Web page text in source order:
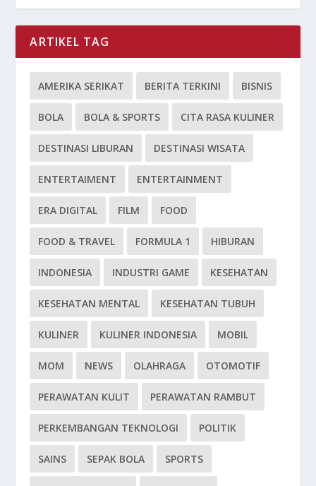
ARTIKEL TAG
AMERIKA SERIKAT BERITA TERKINI BISNIS
BOLA BOLA & SPORTS CITA RASA KULINER
DESTINASI LIBURAN DESTINASI WISATA
ENTERTAIMENT ENTERTAINMENT
ERA DIGITAL FILM FOOD
FOOD & TRAVEL FORMULA 1 HIBURAN
INDONESIA INDUSTRI GAME KESEHATAN
KESEHATAN MENTAL KESEHATAN TUBUH
KULINER KULINER INDONESIA MOBIL
MOM NEWS OLAHRAGA OTOMOTIF
PERAWATAN KULIT PERAWATAN RAMBUT
PERKEMBANGAN TEKNOLOGI POLITIK
SAINS SEPAK BOLA SPORTS